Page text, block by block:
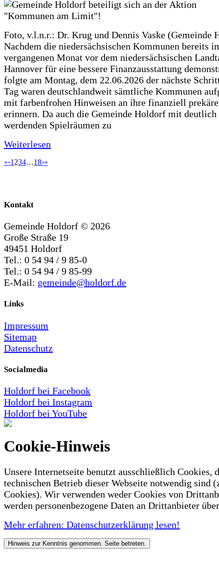
Foto, v.l.n.r.: Dr. Krug und Dennis Vaske (Gemeinde
Nachdem die niedersächsischen Kommunen bereits
vergangenen Monat vor dem niedersächsischen
Hannover für eine bessere Finanzausstattung
folgte am Montag, dem 22.06.2026 der nächste
Tag waren deutschlandweit sämtliche Kommunen
mit farbenfrohen Hinweisen an ihre finanziell
erinnern. Da auch die Gemeinde Holdorf mit deutlich
werdenden Spielräumen zu
Weiterlesen
«‹1 234…18›»
Kontakt
Gemeinde Holdorf © 2026
Große Straße 19
49451 Holdorf
Tel.: 0 54 94 / 9 85-0
Tel.: 0 54 94 / 9 85-99
E-Mail: gemeinde@holdorf.de
Links
Impressum
Sitemap
Datenschutz
Socialmedia
Holdorf bei Facebook
Holdorf bei Instagram
Holdorf bei YouTube
Cookie-Hinweis
Unsere Internetseite benutzt ausschließlich Cookies,
technischen Betrieb dieser Webseite notwendig sind
Cookies). Wir verwenden weder Cookies von
werden personenbezogene Daten an Drittanbieter
Mehr erfahren: Datenschutzerklärung lesen!
Hinweis zur Kenntnis genommen. Seite betreten.